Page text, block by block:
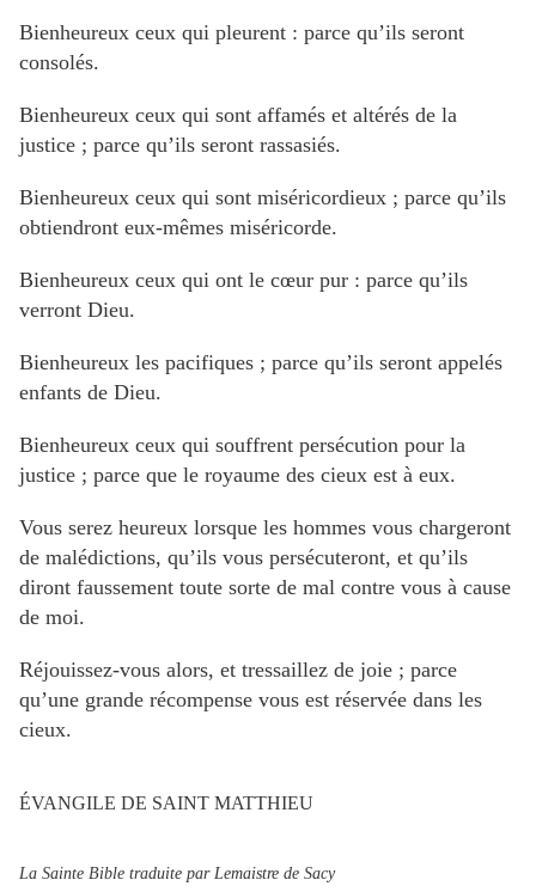
Bienheureux ceux qui pleurent : parce qu’ils seront
consolés.
Bienheureux ceux qui sont affamés et altérés de la
justice ; parce qu’ils seront rassasiés.
Bienheureux ceux qui sont miséricordieux ; parce qu’ils
obtiendront eux-mêmes miséricorde.
Bienheureux ceux qui ont le cœur pur : parce qu’ils
verront Dieu.
Bienheureux les pacifiques ; parce qu’ils seront appelés
enfants de Dieu.
Bienheureux ceux qui souffrent persécution pour la
justice ; parce que le royaume des cieux est à eux.
Vous serez heureux lorsque les hommes vous chargeront
de malédictions, qu’ils vous persécuteront, et qu’ils
diront faussement toute sorte de mal contre vous à cause
de moi.
Réjouissez-vous alors, et tressaillez de joie ; parce
qu’une grande récompense vous est réservée dans les
cieux.
ÉVANGILE DE SAINT MATTHIEU
La Sainte Bible traduite par Lemaistre de Sacy